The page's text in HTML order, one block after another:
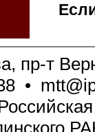
пр-т
•